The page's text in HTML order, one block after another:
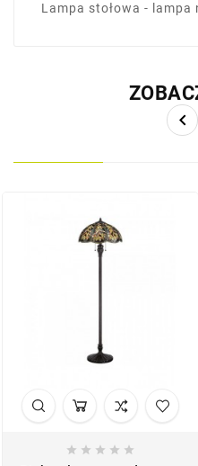
Lampa stołowa - lampa

    